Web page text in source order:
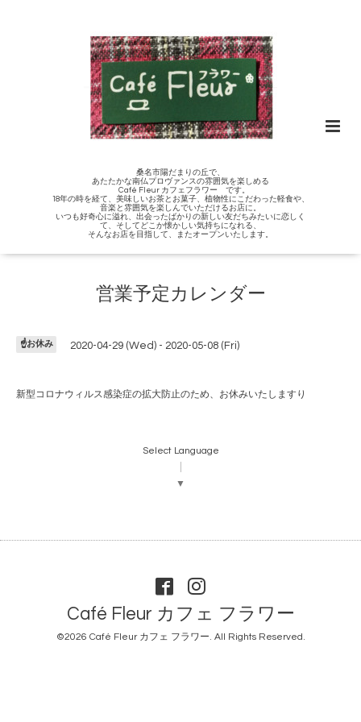
桑名市陽だまりの丘で、
あたたかな南仏プロヴァンスの雰囲気を楽しめる
Café Fleur カフェフラワー です。
18年の時を経て、美味しいお茶とお菓子、植物性にこだわった軽食や、
音楽と雰囲気を楽しんでいただけるお店に。
いつも好奇心に溢れ、出会ったばかりの新しい友だちみたいに恋しく
て、そしてどこか懐かしい気持ちになれる、
そんなお店を目指して、またオープンいたします。
営業予定カレンダー
☝️お休み 2020-04-29 (Wed) - 2020-05-08 (Fri)
新型コロナウィルス感染症の拡大防止のため、お休みいたしますり
Select Language
▼
Café Fleur カフェ フラワー
©2026 Café Fleur カフェ フラワー. All Rights Reserved.